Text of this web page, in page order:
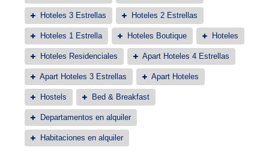
Hoteles 3 Estrellas Hoteles 2 Estrellas
Hoteles 1 Estrella Hoteles Boutique Hoteles
Hoteles Residenciales Apart Hoteles 4 Estrellas
Apart Hoteles 3 Estrellas Apart Hoteles
Hostels Bed & Breakfast
Departamentos en alquiler
Habitaciones en alquiler